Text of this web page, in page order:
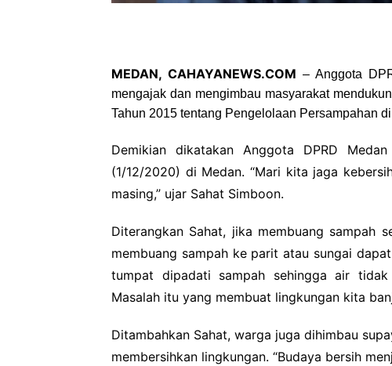
MEDAN, CAHAYANEWS.COM– Anggota
mengajak dan mengimbau masyarakat
Tahun 2015 tentang Pengelolaan Persampahan
Demikian dikatakan Anggota DPRD
(1/12/2020) di Medan. “Mari kita jaga
masing,” ujar Sahat Simboon.
Diterangkan Sahat, jika membuang sampah
membuang sampah ke parit atau sungai
tumpat dipadati sampah sehingga air
Masalah itu yang membuat lingkungan kita
Ditambahkan Sahat, warga juga dihimbau
membersihkan lingkungan. “Budaya bersih